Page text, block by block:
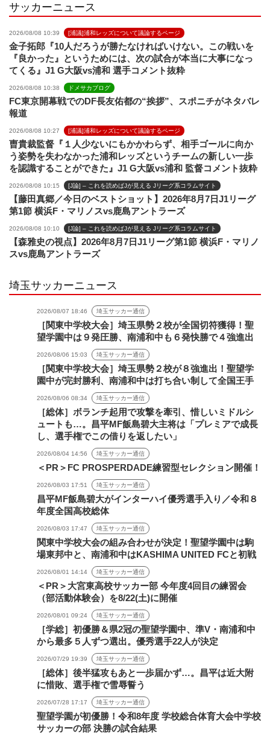
サッカーニュース
2026/08/08 10:39 [浦議]浦和レッズについて議論するページ
金子拓郎『10人だろうが勝たなければいけない。この戦いを
『良かった』というためには、次の試合が本当に大事になっ
てくる』J1 G大阪vs浦和 選手コメント抜粋
2026/08/08 10:38 ドメサカブログ
FC東京開幕戦でのDF長友佑都の“挨拶”、スポニチがネタバレ
報道
2026/08/08 10:27 [浦議]浦和レッズについて議論するページ
曺貴裁監督『１人少ないにもかかわらず、相手ゴールに向か
う姿勢を失わなかった浦和レッズというチームの新しい一歩
を認識することができた』J1 G大阪vs浦和 監督コメント抜粋
2026/08/08 10:15 [J論] – これを読めばJが見える Jリーグ系コラムサイト
【藤田真郷／今日のベストショット】2026年8月7日J1リーグ
第1節 横浜F・マリノスvs鹿島アントラーズ
2026/08/08 10:10 [J論] – これを読めばJが見える Jリーグ系コラムサイト
【森雅史の視点】2026年8月7日J1リーグ第1節 横浜F・マリノ
スvs鹿島アントラーズ
埼玉サッカーニュース
2026/08/07 18:46 埼玉サッカー通信
［関東中学校大会］埼玉県勢２校が全国切符獲得！聖
望学園中は９発圧勝、南浦和中も６発快勝で４強進出
2026/08/06 15:03 埼玉サッカー通信
［関東中学校大会］埼玉県勢２校が８強進出！聖望学
園中が完封勝利、南浦和中は打ち合い制して全国王手
2026/08/06 08:34 埼玉サッカー通信
［総体］ボランチ起用で攻撃を牽引、惜しいミドルシ
ュートも…。昌平MF飯島碧大主将は「プレミアで成長
し、選手権でこの借りを返したい」
2026/08/04 14:56 埼玉サッカー通信
＜PR＞FC PROSPERDADE練習型セレクション開催！
2026/08/03 17:51 埼玉サッカー通信
昌平MF飯島碧大がインターハイ優秀選手入り／令和８
年度全国高校総体
2026/08/03 17:47 埼玉サッカー通信
関東中学校大会の組み合わせが決定！聖望学園中は駒
場東邦中と、南浦和中はKASHIMA UNITED FCと初戦
2026/08/01 14:14 埼玉サッカー通信
＜PR＞大宮東高校サッカー部 今年度4回目の練習会
（部活動体験会）を8/22(土)に開催
2026/08/01 09:24 埼玉サッカー通信
［学総］初優勝＆県2冠の聖望学園中、準V・南浦和中
から最多５人ずつ選出。優秀選手22人が決定
2026/07/29 19:39 埼玉サッカー通信
［総体］後半猛攻もあと一歩届かず…。昌平は近大附
に惜敗、選手権で雪辱誓う
2026/07/28 17:17 埼玉サッカー通信
聖望学園が初優勝！令和8年度 学校総合体育大会中学校
サッカーの部 決勝の試合結果